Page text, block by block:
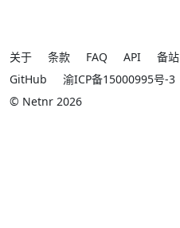
关于 条款 FAQ API 备站
GitHub
渝ICP备15000995号-3
© Netnr 2026